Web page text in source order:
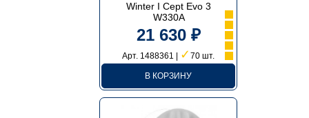
Winter I Cept Evo 3
W330A
21 630 ₽
Арт. 1488361 | ✓70 шт.
В КОРЗИНУ